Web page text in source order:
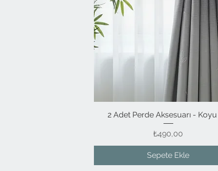
Hızlı Bakış
2 Adet Perde Aksesuarı - Koyu
Fiyat
₺490,00
Sepete Ekle